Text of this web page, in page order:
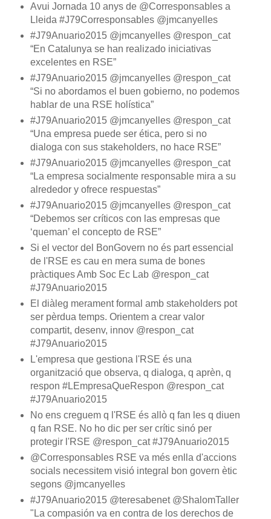
Avui Jornada 10 anys de @Corresponsables a
Lleida #J79Corresponsables @jmcanyelles
#J79Anuario2015 @jmcanyelles @respon_cat
“En Catalunya se han realizado iniciativas
excelentes en RSE”
#J79Anuario2015 @jmcanyelles @respon_cat
“Si no abordamos el buen gobierno, no podemos
hablar de una RSE holística”
#J79Anuario2015 @jmcanyelles @respon_cat
“Una empresa puede ser ética, pero si no
dialoga con sus stakeholders, no hace RSE”
#J79Anuario2015 @jmcanyelles @respon_cat
“La empresa socialmente responsable mira a su
alrededor y ofrece respuestas”
#J79Anuario2015 @jmcanyelles @respon_cat
“Debemos ser críticos con las empresas que
‘queman’ el concepto de RSE”
Si el vector del BonGovern no és part essencial
de l'RSE es cau en mera suma de bones
pràctiques Amb Soc Ec Lab @respon_cat
#J79Anuario2015
El diàleg merament formal amb stakeholders pot
ser pèrdua temps. Orientem a crear valor
compartit, desenv, innov @respon_cat
#J79Anuario2015
L'empresa que gestiona l'RSE és una
organització que observa, q dialoga, q aprèn, q
respon #LEmpresaQueRespon @respon_cat
#J79Anuario2015
No ens creguem q l'RSE és allò q fan les q diuen
q fan RSE. No ho dic per ser crític sinó per
protegir l'RSE @respon_cat #J79Anuario2015
@Corresponsables RSE va més enlla d'accions
socials necessitem visió integral bon govern ètic
segons @jmcanyelles
#J79Anuario2015 @teresabenet @ShalomTaller
"La compasión va en contra de los derechos de